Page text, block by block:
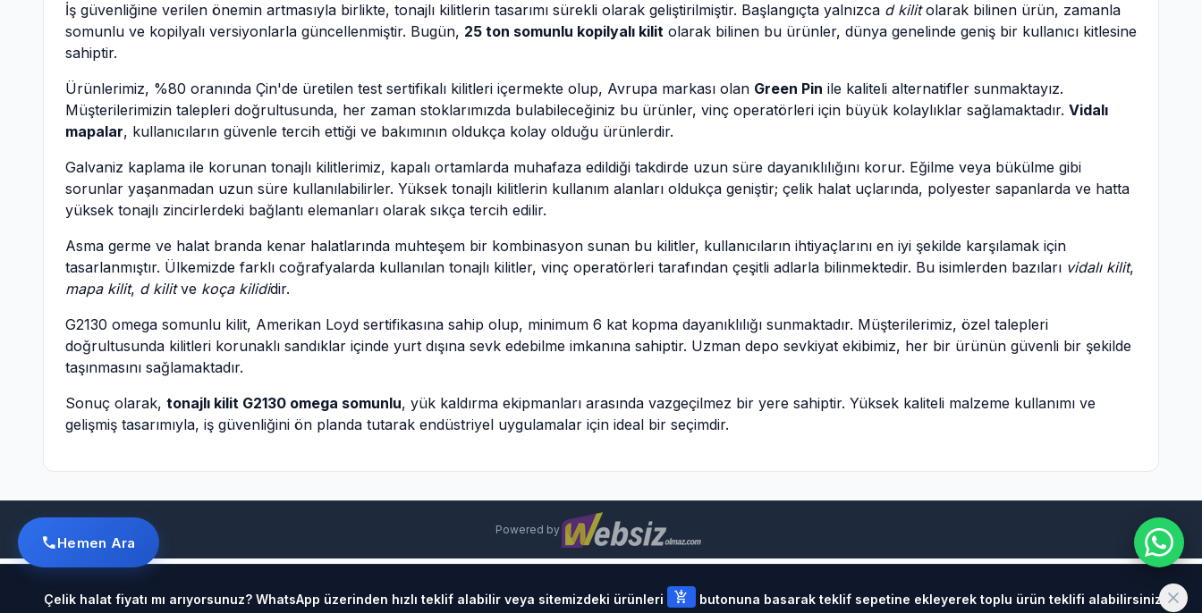
İş güvenliğine verilen önemin artmasıyla birlikte, tonajlı kilitlerin tasarımı sürekli olarak geliştirilmiştir. Başlangıçta yalnızca d kilitolarak bilinen ürün, zamanla
somunlu ve kopilyalı versiyonlarla güncellenmiştir. Bugün, 25 ton somunlu kopilyalı kilit olarak bilinen bu ürünler, dünya genelinde geniş bir kullanıcı kitlesine
sahiptir.
Ürünlerimiz, %80 oranında Çin'de üretilen test sertifikalı kilitleri içermekte olup, Avrupa markası olan Green Pin ile kaliteli alternatifler sunmaktayız.
Müşterilerimizin talepleri doğrultusunda, her zaman stoklarımızda bulabileceğiniz bu ürünler, vinç operatörleri için büyük kolaylıklar sağlamaktadır. Vidalı
mapalar, kullanıcıların güvenle tercih ettiği ve bakımının oldukça kolay olduğu ürünlerdir.
Galvaniz kaplama ile korunan tonajlı kilitlerimiz, kapalı ortamlarda muhafaza edildiği takdirde uzun süre dayanıklılığını korur. Eğilme veya bükülme gibi
sorunlar yaşanmadan uzun süre kullanılabilirler. Yüksek tonajlı kilitlerin kullanım alanları oldukça geniştir; çelik halat uçlarında, polyester sapanlarda ve hatta
yüksek tonajlı zincirlerdeki bağlantı elemanları olarak sıkça tercih edilir.
Asma germe ve halat branda kenar halatlarında muhteşem bir kombinasyon sunan bu kilitler, kullanıcıların ihtiyaçlarını en iyi şekilde karşılamak için
tasarlanmıştır. Ülkemizde farklı coğrafyalarda kullanılan tonajlı kilitler, vinç operatörleri tarafından çeşitli adlarla bilinmektedir. Bu isimlerden bazıları vidalı kilit,
mapa kilit, d kilitve koça kilididir.
G2130 omega somunlu kilit, Amerikan Loyd sertifikasına sahip olup, minimum 6 kat kopma dayanıklılığı sunmaktadır. Müşterilerimiz, özel talepleri
doğrultusunda kilitleri korunaklı sandıklar içinde yurt dışına sevk edebilme imkanına sahiptir. Uzman depo sevkiyat ekibimiz, her bir ürünün güvenli bir şekilde
taşınmasını sağlamaktadır.
Sonuç olarak, tonajlı kilit G2130 omega somunlu, yük kaldırma ekipmanları arasında vazgeçilmez bir yere sahiptir. Yüksek kaliteli malzeme kullanımı ve
gelişmiş tasarımıyla, iş güvenliğini ön planda tutarak endüstriyel uygulamalar için ideal bir seçimdir.
Powered by
Çelik halat fiyatı mı arıyorsunuz? WhatsApp üzerinden hızlı teklif alabilir veya sitemizdeki ürünleri add_shopping_cart butonuna basarak teklif sepetine ekleyerek toplu ürün teklifi alabilirsiniz.
Hemen Ara